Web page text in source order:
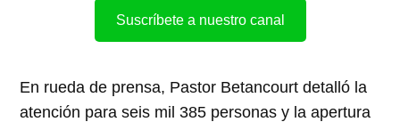
Suscríbete a nuestro canal
En rueda de prensa, Pastor Betancourt detalló la
atención para seis mil 385 personas y la apertura